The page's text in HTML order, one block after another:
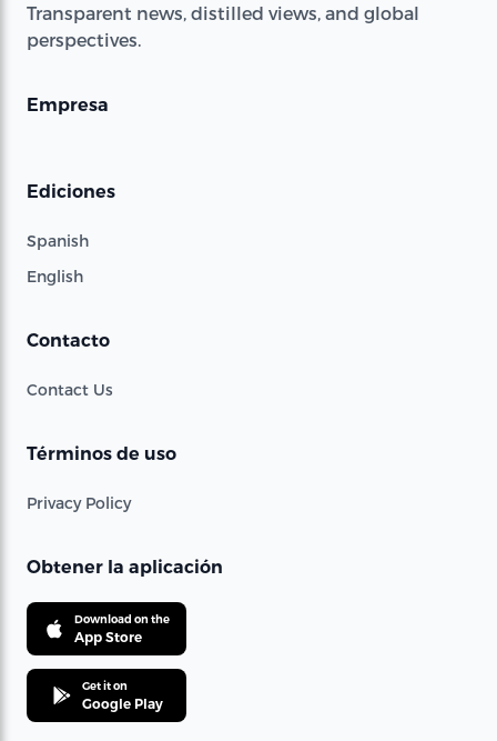
Transparent news, distilled views, and global
perspectives.
Empresa
Ediciones
Spanish
English
Contacto
Contact Us
Términos de uso
Privacy Policy
Obtener la aplicación
Download on the
App Store
Get it on
Google Play